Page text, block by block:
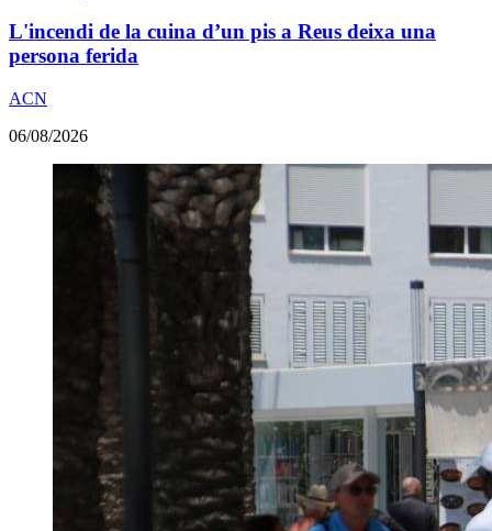
L'incendi de la cuina d’un pis a Reus deixa una
persona ferida
ACN
06/08/2026